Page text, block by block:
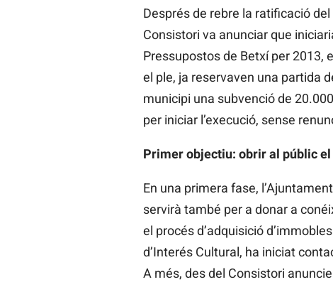
Després de rebre la ratificació
Consistori va anunciar que
Pressupostos de Betxí per 2013,
el ple, ja reservaven una partida
municipi una subvenció de
per iniciar l’execució, sense
Primer objectiu: obrir al públic
En una primera fase,
servirà també per a donar a
el procés d’adquisició
d’Interés Cultural, ha iniciat
A més, des del Consistori